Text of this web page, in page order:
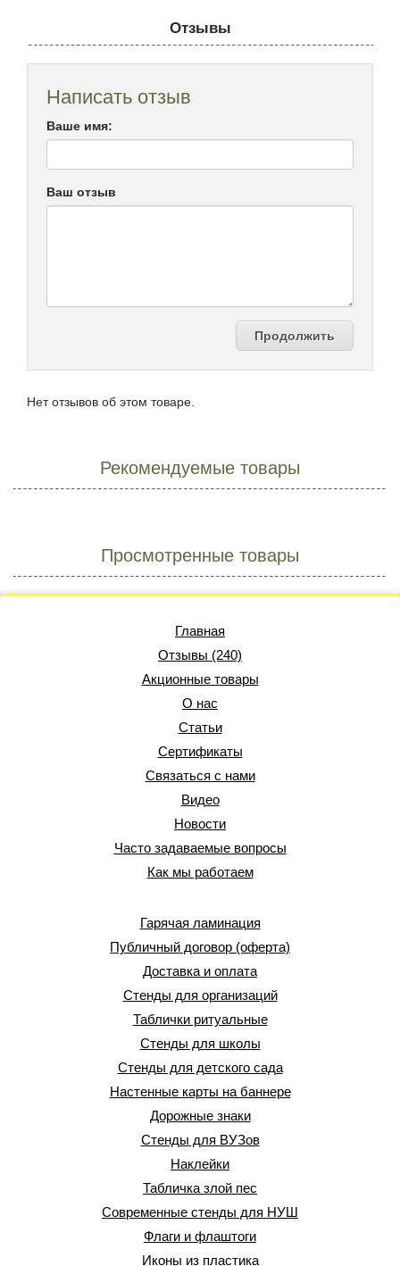
Отзывы
Написать отзыв
Ваше имя:
Ваш отзыв
Продолжить
Нет отзывов об этом товаре.
Рекомендуемые товары
Просмотренные товары
Главная
Отзывы (240)
Акционные товары
О нас
Статьи
Сертификаты
Связаться с нами
Видео
Новости
Часто задаваемые вопросы
Как мы работаем
Гарячая ламинация
Публичный договор (оферта)
Доставка и оплата
Стенды для организаций
Таблички ритуальные
Стенды для школы
Стенды для детского сада
Настенные карты на баннере
Дорожные знаки
Стенды для ВУЗов
Наклейки
Табличка злой пес
Современные стенды для НУШ
Флаги и флаштоги
Иконы из пластика